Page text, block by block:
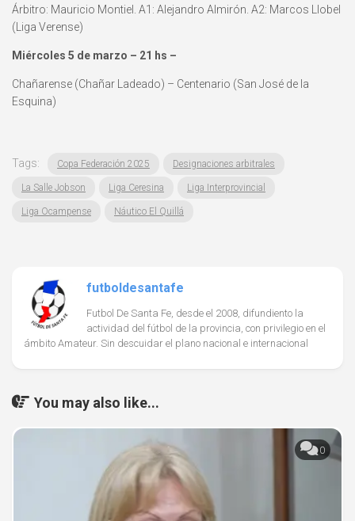
Árbitro: Mauricio Montiel. A1: Alejandro Almirón. A2: Marcos Llobel
(Liga Verense)
Miércoles 5 de marzo – 21 hs –
Chañarense (Chañar Ladeado) – Centenario (San José de la
Esquina)
Tags: Copa Federación 2025 Designaciones arbitrales
La Salle Jobson Liga Ceresina Liga Interprovincial
Liga Ocampense Náutico El Quillá
futboldesantafe
Futbol De Santa Fe, desde el 2008, difundiento la
actividad del fútbol de la provincia, con privilegio en el
ámbito Amateur. Sin descuidar el plano nacional e internacional
You may also like...
0